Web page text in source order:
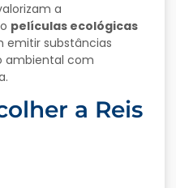
a
películas ecológicas
emitir substâncias
ambiental com
a Reis